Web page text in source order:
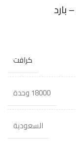
كرافت
18000 وحدة
السعودية